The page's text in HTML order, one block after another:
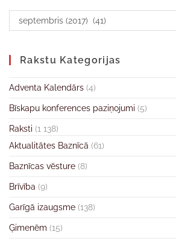
septembris (2017) (41)
Rakstu Kategorijas
Adventa Kalendārs (4)
Bīskapu konferences paziņojumi (5)
Raksti (1 138)
Aktualitātes Baznīcā (61)
Baznīcas vēsture (8)
Brīvība (9)
Garīgā izaugsme (138)
Ģimenēm (15)